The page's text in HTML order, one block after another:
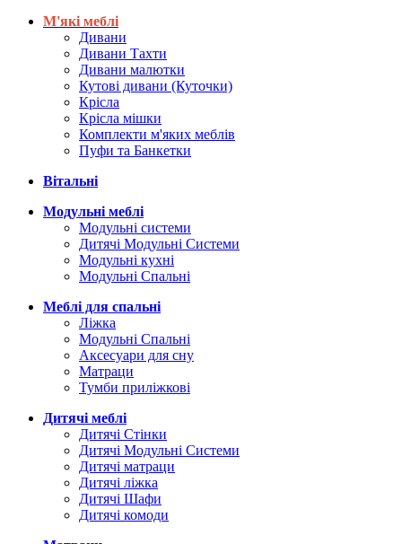
М'які меблі
Дивани
Дивани Тахти
Дивани малютки
Кутові дивани (Куточки)
Крісла
Крісла мішки
Комплекти м'яких меблів
Пуфи та Банкетки
Вітальні
Модульні меблі
Модульні системи
Дитячі Модульні Системи
Модульні кухні
Модульні Спальні
Меблі для спальні
Ліжка
Модульні Спальні
Аксесуари для сну
Матраци
Тумби приліжкові
Дитячі меблі
Дитячі Стінки
Дитячі Модульні Системи
Дитячі матраци
Дитячі ліжка
Дитячі Шафи
Дитячі комоди